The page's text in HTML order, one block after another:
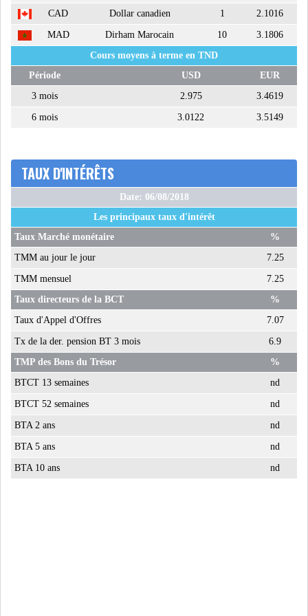
LE PÉTROLE SE STABILISE
DANS UNE ÈRE DE FAIBLE
CROISSANCE, L...
RSS
INTERVIEWS
TUSTEX PLUS
CAD Dollar canadien 1 2.1016
MAD Dirham Marocain 10
3.1806
Cours moyens à terme en TND
Période
USD
EUR
3 mois
2.975 3.4619
6 mois 3.0122 3.5149
TAUX D'INTÉRÊTS
Date: 06/08/2018
Les principaux taux d'intérêt
Taux Marché monétaire
%
TMM au jour le jour
7.25
TMM mensuel
7.25
Taux directeurs de la BCT
%
Taux d'Appel d'Offres
7.07
Tx de la der. pension BT 3 mois
6.9
TMP des Bons du Trésor
%
BTCT 13 semaines
nd
BTCT 52 semaines nd
BTA 2 ans nd
BTA 5 ans nd
BTA 10 ans nd